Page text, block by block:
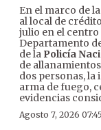
En el marco de
al local de
julio en el centro
Departamento
de la Policía
de
dos personas,
arma de fuego,
evidencias
Agosto 7, 2026